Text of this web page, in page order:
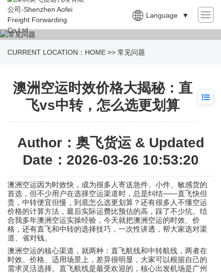
Language ▼
CURRENT LOCATION： HOME >> 常见问题
澳洲空运时效价格大揭秘：直
飞vs中转，怎么选更划算
Author：奥飞货运 & Updated
Date：2026-03-26 10:53:20
澳洲空运因为时效快，成为很多人寄送急件、小件、敏感货的
首选，但不少用户在选择空运渠道时，总是纠结——直飞快但
贵，中转便宜但慢，到底怎么选更划算？还有很多人不懂空运
价格的计算方法，最后实际运费比预估的高，踩了不少坑。结
合我多年澳洲空运实操经验，今天就把澳洲空运的时效、价
格，还有直飞和中转的选择技巧，一次性讲透，帮大家选对渠
道、省对钱。
澳洲空运的核心渠道，就两种：直飞航线和中转航线，两者在
时效、价格、适用场景上，差异很明显，大家可以根据自己的
需求灵活选择。直飞航线是最受欢迎的，核心出发机场是广州